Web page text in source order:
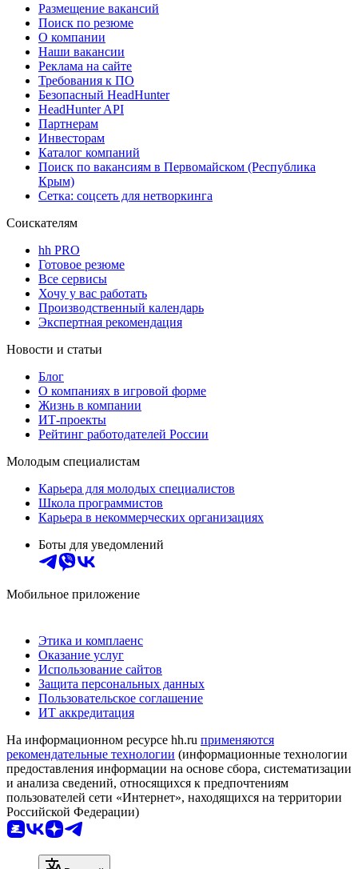
Размещение вакансий
Поиск по резюме
О компании
Наши вакансии
Реклама на сайте
Требования к ПО
Безопасный HeadHunter
HeadHunter API
Партнерам
Инвесторам
Каталог компаний
Поиск по вакансиям в Первомайском (Республика
Крым)
Сетка: соцсеть для нетворкинга
Соискателям
hh PRO
Готовое резюме
Все сервисы
Хочу у вас работать
Производственный календарь
Экспертная рекомендация
Новости и статьи
Блог
О компаниях в игровой форме
Жизнь в компании
ИТ-проекты
Рейтинг работодателей России
Молодым специалистам
Карьера для молодых специалистов
Школа программистов
Карьера в некоммерческих организациях
Боты для уведомлений
Мобильное приложение
Этика и комплаенс
Оказание услуг
Использование сайтов
Защита персональных данных
Пользовательское соглашение
ИТ аккредитация
На информационном ресурсе hh.ru применяются
рекомендательные технологии (информационные технологии
предоставления информации на основе сбора, систематизации
и анализа сведений, относящихся к предпочтениям
пользователей сети «Интернет», находящихся на территории
Российской Федерации)